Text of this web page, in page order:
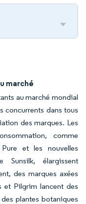
marché
au marché mondial
concurrents dans tous
des marques. Les
comme
et les nouvelles
élargissent
des marques axées
et Pilgrim lancent des
plantes botaniques